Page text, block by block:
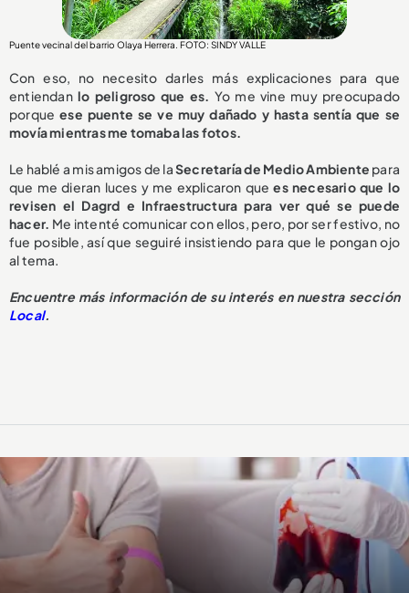
Puente vecinal del barrio Olaya Herrera. FOTO: SINDY VALLE
Con eso, no necesito darles más explicaciones para que
entiendanlo peligroso que es. Yo me vine muy preocupado
porque ese puente se ve muy dañado y hasta sentía que se
movía mientras me tomaba las fotos.
Le hablé a mis amigos de laSecretaría de Medio Ambiente para
que me dieran luces y me explicaron quees necesario que lo
revisen el Dagrd e Infraestructura para ver qué se puede
hacer. Me intenté comunicar con ellos, pero, por ser festivo, no
fue posible, así que seguiré insistiendo para que le pongan ojo
al tema.
Encuentre más información de su interés en nuestra sección
Local.